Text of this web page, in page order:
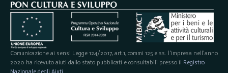
Comunicazione ai sensi Legge 124/2017, art.1, commi 125 e ss. l'impresa nell'anno
2020 ha ricevuto aiuti dallo stato pubblicati e consultabili presso il Registro